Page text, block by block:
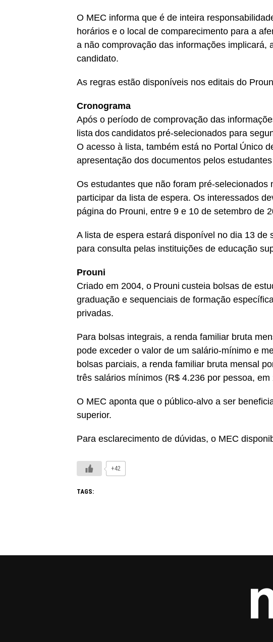
O MEC informa que é de inteira
horários e o local de comparecimento para a
a não comprovação das informações implicará,
candidato.
As regras estão disponíveis nos editais do
Cronograma
Após o período de comprovação das
lista dos candidatos pré-selecionados para
O acesso à lista, também está no Portal Único
apresentação dos documentos pelos
Os estudantes que não foram pré-
participar da lista de espera. Os interessados
página do Prouni, entre 9 e 10 de setembro de
A lista de espera estará disponível no dia 13
para consulta pelas instituições de educação
Prouni
Criado em 2004, o Prouni custeia bolsas de
graduação e sequenciais de formação
privadas.
Para bolsas integrais, a renda familiar bruta
pode exceder o valor de um salário-mínimo e
bolsas parciais, a renda familiar bruta mensal
três salários mínimos (R$ 4.236 por pessoa, em
O MEC aponta que o público-alvo a ser
superior.
Para esclarecimento de dúvidas, o MEC
+42
TAGS: